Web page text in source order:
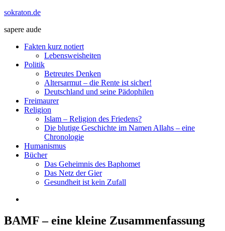
Zum
springen
sokraton.de
sapere aude
Menü
Fakten kurz notiert
Lebensweisheiten
Politik
Betreutes Denken
Altersarmut – die Rente ist sicher!
Deutschland und seine Pädophilen
Freimaurer
Religion
Islam – Religion des Friedens?
Die blutige Geschichte im Namen Allahs – eine
Chronologie
Humanismus
Bücher
Das Geheimnis des Baphomet
Das Netz der Gier
Gesundheit ist kein Zufall
BAMF – eine kleine Zusammenfassung